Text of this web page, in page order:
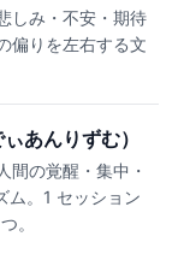
しみ・不安・期待
偏りを左右する文
あんりずむ）
間の覚醒・集中・
ム。1 セッション
。